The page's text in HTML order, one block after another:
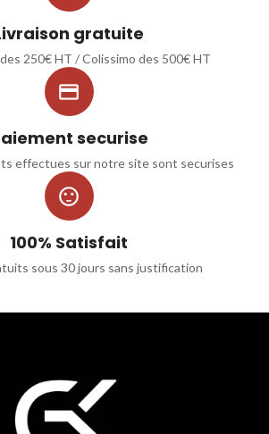
gratuite
250€ HT / Colissimo des 500€ HT

securise
effectues sur notre site sont securises

100% Satisfait
sous 30 jours sans justification